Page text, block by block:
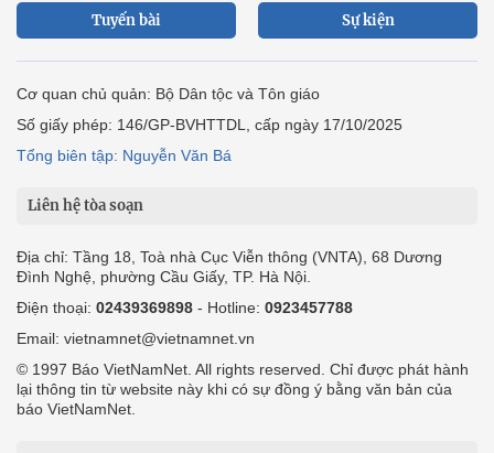
Tuyến bài Sự kiện
Cơ quan chủ quản: Bộ Dân tộc và Tôn giáo
Số giấy phép: 146/GP-BVHTTDL, cấp ngày 17/10/2025
Tổng biên tập: Nguyễn Văn Bá
Liên hệ tòa soạn
Địa chỉ: Tầng 18, Toà nhà Cục Viễn thông (VNTA), 68 Dương
Đình Nghệ, phường Cầu Giấy, TP. Hà Nội.
Điện thoại: 02439369898 - Hotline: 0923457788
Email: vietnamnet@vietnamnet.vn
© 1997 Báo VietNamNet. All rights reserved. Chỉ được phát hành
lại thông tin từ website này khi có sự đồng ý bằng văn bản của
báo VietNamNet.